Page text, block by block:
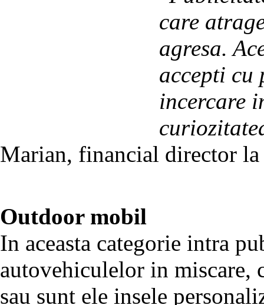
care
agresa.
accepti cu
incercare
Marian, financial director
Outdoor mobil
In aceasta categorie intra
autovehiculelor in miscare,
sau sunt ele insele